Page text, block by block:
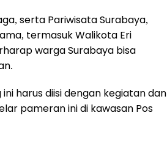
serta Pariwisata Surabaya,
termasuk Walikota Eri
warga Surabaya bisa
harus diisi dengan kegiatan dan
pameran ini di kawasan Pos